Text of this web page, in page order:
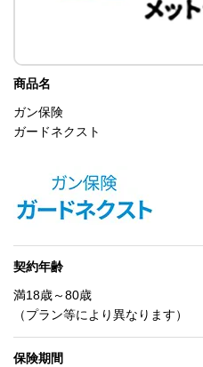
商品名
ガン保険
ガードネクスト
契約年齢
満18歳～80歳
（プラン等により異なります）
保険期間